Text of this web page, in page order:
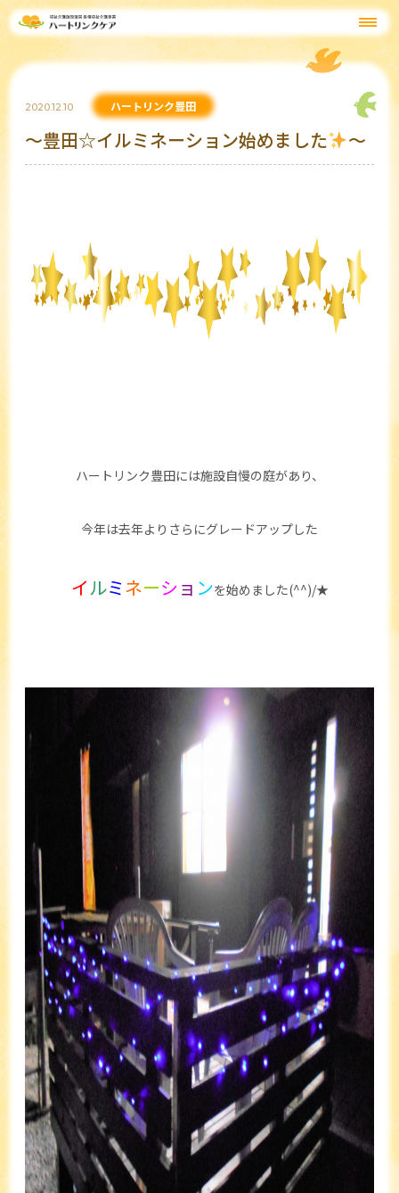
2020.12.10 ハートリンク豊田
～豊田☆イルミネーション始めました ～
ハートリンク豊田には施設自慢の庭があり、
今年は去年よりさらにグレードアップした
イルミネーシ ョ ンを始めました(^^)/★